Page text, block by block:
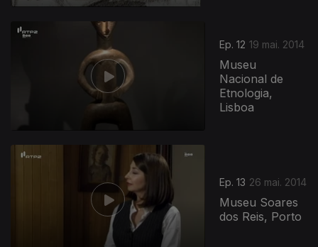
Ep. 12 19 mai. 2014
Museu
Nacional de
Etnologia,
Lisboa
Ep. 13 26 mai. 2014
Museu Soares
dos Reis, Porto
155393